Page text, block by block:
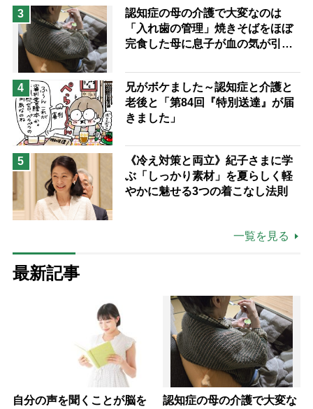
3
認知症の母の介護で大変なのは
「入れ歯の管理」焼きそばをほぼ
完食した母に息子が血の気が引い
4
兄がボケました～認知症と介護と
老後と「第84回『特別送達』が届
きました」
5
《冷え対策と両立》紀子さまに学
ぶ「しっかり素材」を夏らしく軽
やかに魅せる3つの着こなし法則
一覧を見る
最新記事
自分の声を聞くことが脳を
認知症の母の介護で大変な